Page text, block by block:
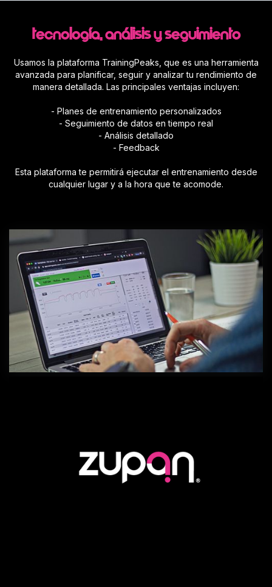
Tecnología, análisis y seguimiento
Usamos la plataforma TrainingPeaks, que es una herramienta
avanzada para planificar, seguir y analizar tu rendimiento de
manera detallada. Las principales ventajas incluyen:
- Planes de entrenamiento personalizados
- Seguimiento de datos en tiempo real
- Análisis detallado
- Feedback
Esta plataforma te permitirá ejecutar el entrenamiento desde
cualquier lugar y a la hora que te acomode.